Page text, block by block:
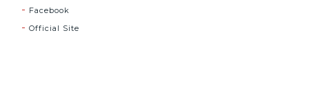
Facebook
Official Site